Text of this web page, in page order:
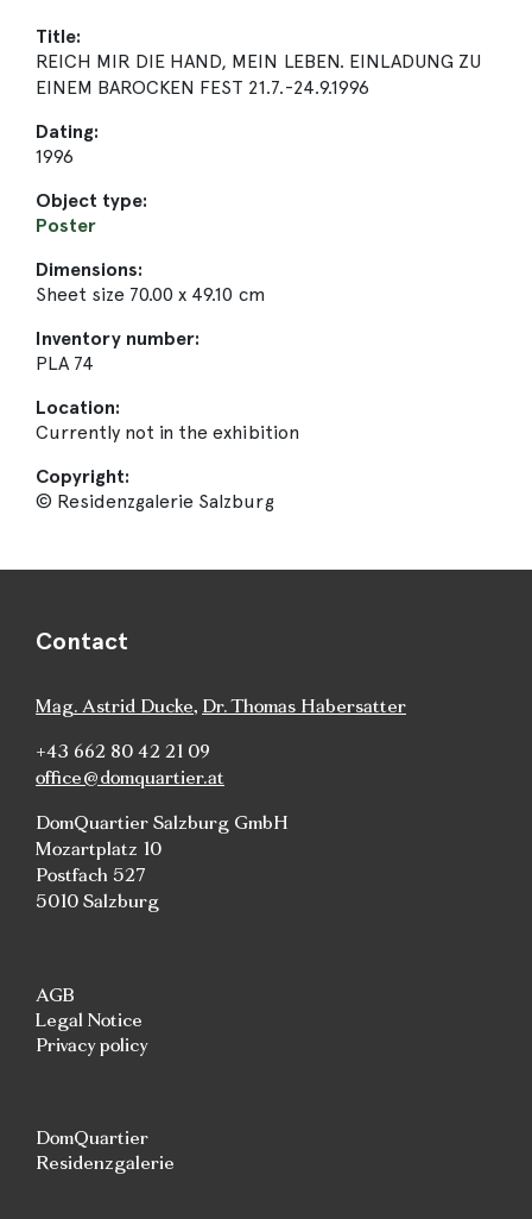
Title:
REICH MIR DIE HAND, MEIN LEBEN. EINLADUNG ZU
EINEM BAROCKEN FEST 21.7.-24.9.1996
Dating:
1996
Object type:
Poster
Dimensions:
Sheet size 70.00 x 49.10 cm
Inventory number:
PLA 74
Location:
Currently not in the exhibition
Copyright:
© Residenzgalerie Salzburg
Contact
Mag. Astrid Ducke, Dr. Thomas Habersatter
+43 662 80 42 21 09
office@domquartier.at
DomQuartier Salzburg GmbH
Mozartplatz 10
Postfach 527
5010 Salzburg
AGB
Legal Notice
Privacy policy
DomQuartier
Residenzgalerie